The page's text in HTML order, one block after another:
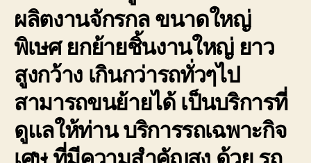
ผลิตงานจักรกล ขนาดใหญ่
พิเษศ ยกย้ายชิ้นงานใหญ่ ยาว
สูงกว้าง เกินกว่ารถทั่วๆไป
สามารถขนย้ายได้ เป็นบริการที่
ดูแลให้ท่าน บริการรถเฉพาะกิจ